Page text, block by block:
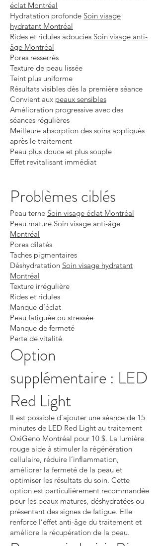
éclat Montréal
Hydratation profonde Soin visage
hydratant Montréal
Rides et ridules adoucies Soin visage anti-
âge Montréal
Pores resserrés
Texture de peau lissée
Teint plus uniforme
Résultats visibles dès la première séance
Convient aux peaux sensibles
Amélioration progressive avec des
séances régulières
Meilleure absorption des soins appliqués
après le traitement
Peau plus douce et plus souple
Effet revitalisant immédiat
Problèmes ciblés
Peau terne Soin visage éclat Montréal
Peau mature Soin visage anti-âge
Montréal
Pores dilatés
Taches pigmentaires
Déshydratation Soin visage hydratant
Montréal
Texture irrégulière
Rides et ridules
Manque d’éclat
Peau fatiguée ou stressée
Manque de fermeté
Perte de vitalité
Option
supplémentaire : LED
Red Light
Il est possible d’ajouter une séance de 15
minutes de LED Red Light au traitement
OxiGeno Montréal pour 10 $. La lumière
rouge aide à stimuler la régénération
cellulaire, réduire l’inflammation,
améliorer la fermeté de la peau et
optimiser les résultats du soin. Cette
option est particulièrement recommandée
pour les peaux matures, déshydratées ou
présentant des signes de fatigue. Elle
renforce l’effet anti-âge du traitement et
améliore la récupération de la peau.